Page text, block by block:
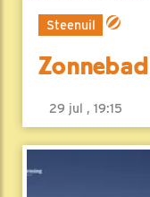
Steenuil
Zonnebad
29 jul , 19:15